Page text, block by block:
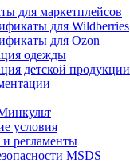
для маркетплейсов
для Wildberries
для Ozon
одежды
детской продукции
условия
регламенты
MSDS